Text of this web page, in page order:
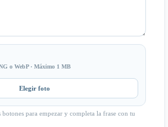
o WebP · Máximo 1 MB
Elegir foto
para empezar y completa la frase con tu